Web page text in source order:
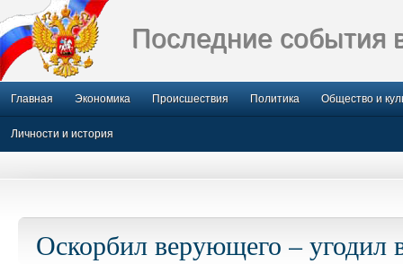
Последние события
Главная Экономика Происшествия Политика Общество и
Личности и история
Оскорбил верующего – угодил